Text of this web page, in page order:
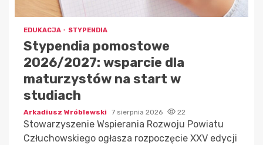
EDUKACJA STYPENDIA
Stypendia pomostowe
2026/2027: wsparcie dla
maturzystów na start w
studiach
Arkadiusz Wróblewski 7 sierpnia 2026 22
Stowarzyszenie Wspierania Rozwoju Powiatu
Człuchowskiego ogłasza rozpoczęcie XXV edycji